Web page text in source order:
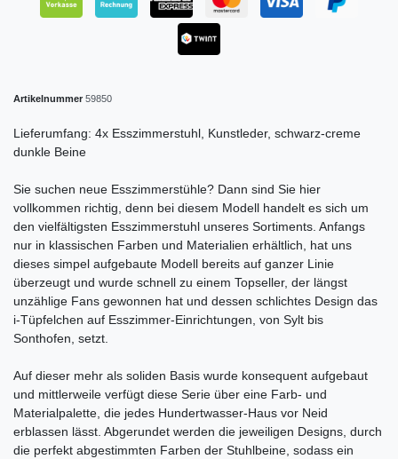
Artikelnummer 59850
Lieferumfang: 4x Esszimmerstuhl, Kunstleder, schwarz-creme
dunkle Beine
Sie suchen neue Esszimmerstühle? Dann sind Sie hier
vollkommen richtig, denn bei diesem Modell handelt es sich um
den vielfältigsten Esszimmerstuhl unseres Sortiments. Anfangs
nur in klassischen Farben und Materialien erhältlich, hat uns
dieses simpel aufgebaute Modell bereits auf ganzer Linie
überzeugt und wurde schnell zu einem Topseller, der längst
unzählige Fans gewonnen hat und dessen schlichtes Design das
i-Tüpfelchen auf Esszimmer-Einrichtungen, von Sylt bis
Sonthofen, setzt.
Auf dieser mehr als soliden Basis wurde konsequent aufgebaut
und mittlerweile verfügt diese Serie über eine Farb- und
Materialpalette, die jedes Hundertwasser-Haus vor Neid
erblassen lässt. Abgerundet werden die jeweiligen Designs, durch
die perfekt abgestimmten Farben der Stuhlbeine, sodass ein